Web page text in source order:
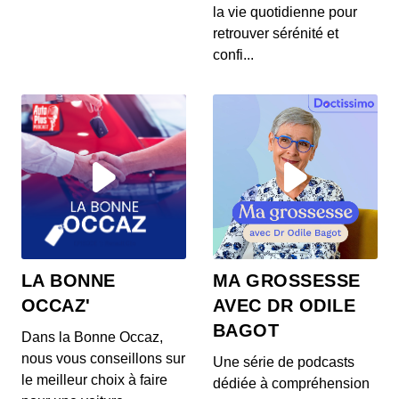
S12E145: L'actu auto du 24 juillet 2020
00:03:37 - IL Y A 6 ANS
Les prix de la Mercedes Classe E restylée, la
S12E144: L'actu auto du 23 juillet 2020
00:03:39 - IL Y A 6 ANS
L’Aston Martin Vanquish 25 par Ian Callum entre
en production. Quel est ce modèle ? On v...
S12E143: L'actu auto du 22 juillet 2020
00:03:25 - IL Y A 6 ANS
1400 ch dans un SUV 100% électrique ? C’est la
nouvelle trouvaille de Ford ! On vos prés...
S12E141: L'actu auto du 21 juillet 2020
00:03:26 - IL Y A 6 ANS
Au menu de ce mardi 21 juillet : des Renault Zoe
la vie quotidienne pour
retrouver sérénité et
confi...
LA BONNE
OCCAZ'
Dans la Bonne Occaz,
nous vous conseillons sur
le meilleur choix à faire
MA GROSSESSE
AVEC DR ODILE
BAGOT
Une série de podcasts
dédiée à compréhension